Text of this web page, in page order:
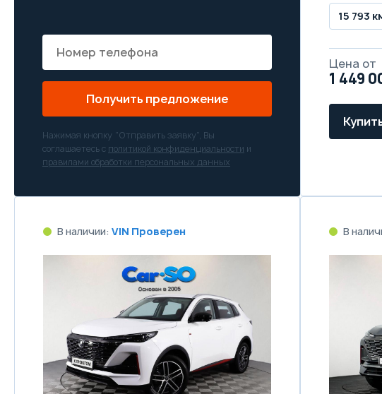
Получить предложение
Нажимая кнопку “Отправить заявку”, Вы
соглашаетесь с политикой конфиденциальности и
правилами обработки персональных данных
15 793
Цена от
1 449
В наличии: VIN Проверен В